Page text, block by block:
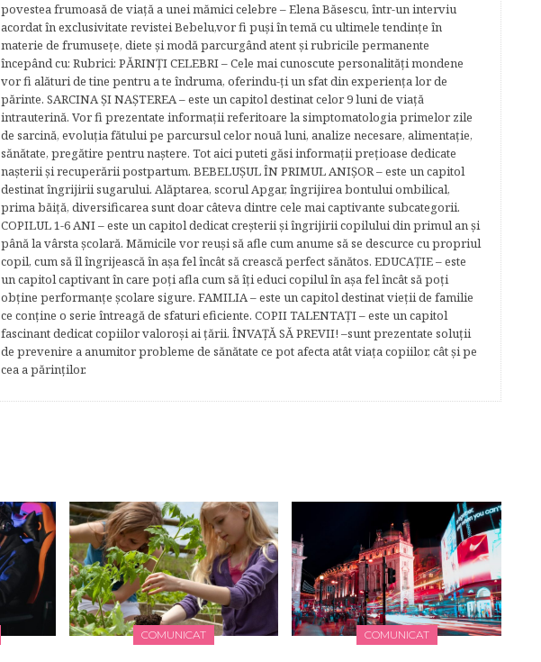
povestea frumoasă de viață a unei mămici celebre – Elena Băsescu, într-un interviu
acordat în exclusivitate revistei Bebelu,vor fi puşi în temă cu ultimele tendinţe în
materie de frumuseţe, diete şi modă parcurgând atent şi rubricile permanente
începând cu: Rubrici: PĂRINŢI CELEBRI – Cele mai cunoscute personalităţi mondene
vor fi alături de tine pentru a te îndruma, oferindu-ţi un sfat din experienţa lor de
părinte. SARCINA ŞI NAŞTEREA – este un capitol destinat celor 9 luni de viaţă
intrauterină. Vor fi prezentate informaţii referitoare la simptomatologia primelor zile
de sarcină, evoluţia fătului pe parcursul celor nouă luni, analize necesare, alimentaţie,
sănătate, pregătire pentru naştere. Tot aici puteti găsi informaţii preţioase dedicate
naşterii şi recuperării postpartum. BEBELUŞUL ÎN PRIMUL ANIŞOR – este un capitol
destinat îngrijirii sugarului. Alăptarea, scorul Apgar, îngrijirea bontului ombilical,
prima băiţă, diversificarea sunt doar câteva dintre cele mai captivante subcategorii.
COPILUL 1-6 ANI – este un capitol dedicat creşterii şi îngrijirii copilului din primul an şi
până la vârsta şcolară. Mămicile vor reuşi să afle cum anume să se descurce cu propriul
copil, cum să îl îngrijească în aşa fel încât să crească perfect sănătos. EDUCAŢIE – este
un capitol captivant în care poţi afla cum să îţi educi copilul în aşa fel încât să poţi
obţine performanţe şcolare sigure. FAMILIA – este un capitol destinat vieţii de familie
ce conţine o serie întreagă de sfaturi eficiente. COPII TALENTAŢI – este un capitol
fascinant dedicat copiilor valoroși ai țării. ÎNVAŢĂ SĂ PREVII! –sunt prezentate soluţii
de prevenire a anumitor probleme de sănătate ce pot afecta atât viaţa copiilor, cât şi pe
cea a părinţilor.
COMUNICAT COMUNICAT